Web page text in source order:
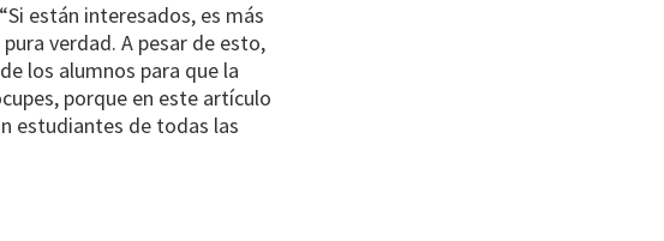
están interesados, es más
verdad. A pesar de esto,
los alumnos para que la
porque en este artículo
estudiantes de todas las